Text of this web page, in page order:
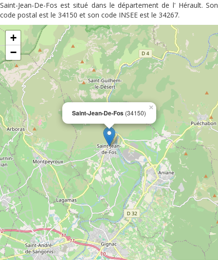
Saint-Jean-De-Fos est situé dans le département de l' Hérault. Son
code postal est le 34150 et son code INSEE est le 34267.
Saint-Jean-De-Fos (34150)
×
+
−